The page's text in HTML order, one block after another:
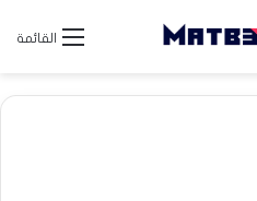
القائمة